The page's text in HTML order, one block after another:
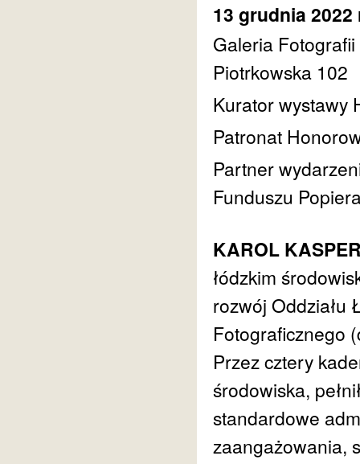
13 grudnia 2022
Galeria
Piotrkowska 102
Kurator wystawy
Patronat
Partner
Funduszu
KAROL
łódzkim
rozwój Oddziału
Fotograficznego
Przez cztery
środowiska,
standardowe
zaangażowania,